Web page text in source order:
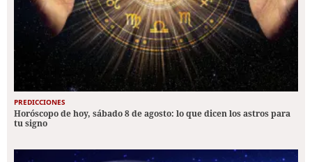
PREDICCIONES
Horóscopo de hoy, sábado 8 de agosto: lo que dicen los astros para
tu signo